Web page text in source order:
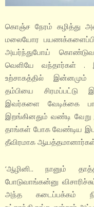
கொஞ்ச நேரம் கழித்து
மலையோர பயணக்களைப்பில்
அயர்ந்துபோய்
வெளியே வந்தார்கள் .
உற்சாகத்தில் இன்னமும்
தம்பியை சிரமப்பட்டு
இவர்களை வேடிக்கை
இறங்கினதும் வண்டி
தாங்கள் போக வேண்டிய
தீவிரமாக ஆயத்தமானார்கள்
‘ஆழினி.. நானும்
போடுவாங்கன்னு
அந்த கடைப்பக்கம்